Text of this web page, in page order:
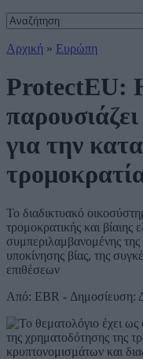
Αρχική » Ευρώπη
ProtectEU:
για την
Το διαδικτυακό
τρομοκρατικής και βίαιης
συμπεριλαμβανομένης
υποκίνησης βίας, της
επιθέσεων
Από: EBR - Δημοσίευση: